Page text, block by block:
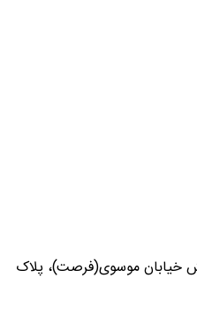
خیابان موسوی(فرصت)، پلاک